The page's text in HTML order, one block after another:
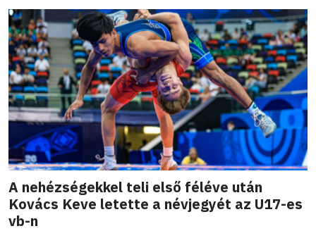
A nehézségekkel teli első féléve után
Kovács Keve letette a névjegyét az U17-es
vb-n